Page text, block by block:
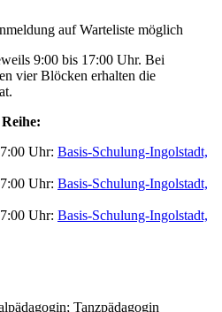
auf Warteliste möglich
9:00 bis 17:00 Uhr. Bei
vier Blöcken erhalten die
Uhr: Basis-Schulung-Ingolstadt,
Uhr: Basis-Schulung-Ingolstadt,
Uhr: Basis-Schulung-Ingolstadt,
Tanzpädagogin